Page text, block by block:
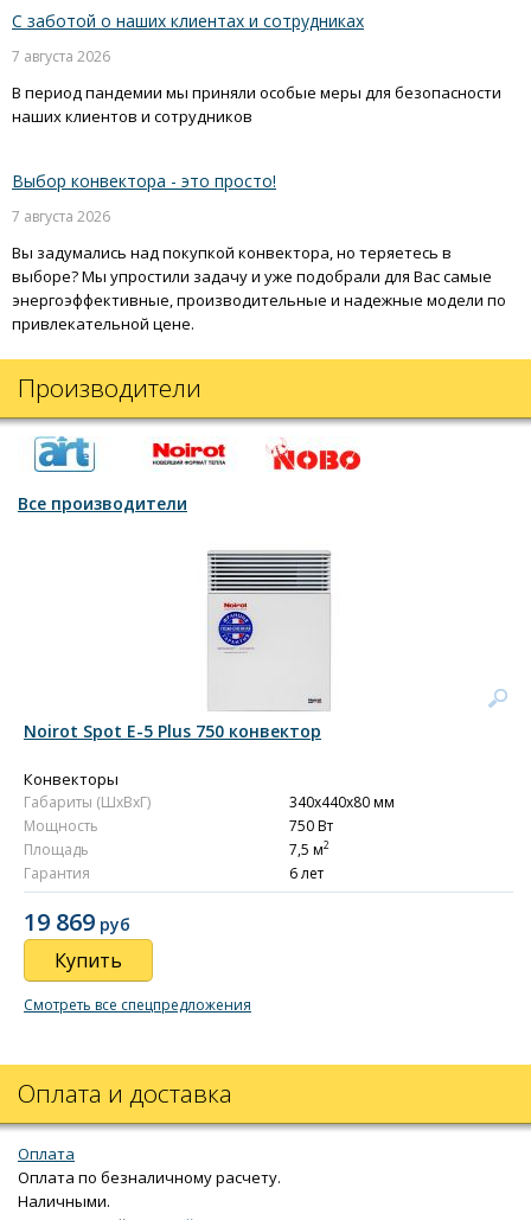
С заботой о наших клиентах и сотрудниках
7 августа 2026
В период пандемии мы приняли особые меры для безопасности
наших клиентов и сотрудников
Выбор конвектора - это просто!
7 августа 2026
Вы задумались над покупкой конвектора, но теряетесь в
выборе? Мы упростили задачу и уже подобрали для Вас самые
энергоэффективные, производительные и надежные модели по
привлекательной цене.
Производители
Все производители
Noirot Spot E-5 Plus 750 конвектор
Конвекторы
Габариты (ШxВxГ)
340x440x80 мм
Мощность
750 Вт
Площадь
7,5 м2
Гарантия 6 лет
19 869 руб
Купить
Смотреть все спецпредложения
Оплата и доставка
Оплата
Оплата по безналичному расчету.
Наличными.